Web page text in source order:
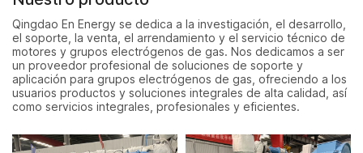
Qingdao En Energy se dedica a la investigación, el desarrollo,
el soporte, la venta, el arrendamiento y el servicio técnico de
motores y grupos electrógenos de gas. Nos dedicamos a ser
un proveedor profesional de soluciones de soporte y
aplicación para grupos electrógenos de gas, ofreciendo a los
usuarios productos y soluciones integrales de alta calidad, así
como servicios integrales, profesionales y eficientes.